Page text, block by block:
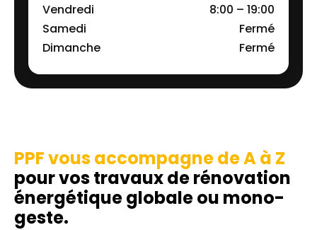
Vendredi
8:00 – 19:00
Samedi
Fermé
Dimanche
Fermé
PPF vous accompagne de A à Z
pour vos travaux de rénovation
énergétique globale ou mono-
geste.